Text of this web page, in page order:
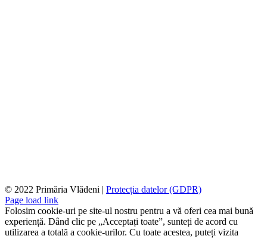
© 2022 Primăria Vlădeni | Protecția datelor (GDPR)
Page load link
Folosim cookie-uri pe site-ul nostru pentru a vă oferi cea mai bună
experiență. Dând clic pe „Acceptați toate”, sunteți de acord cu
utilizarea a totală a cookie-urilor. Cu toate acestea, puteți vizita